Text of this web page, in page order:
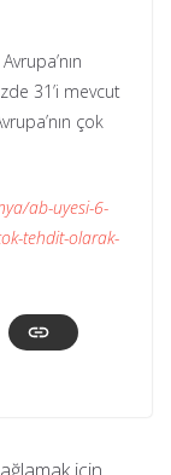
31’i mevcut
çok
ab-uyesi-6-
tehdit-olarak-